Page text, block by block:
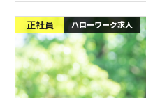
正社員 ハローワーク求人